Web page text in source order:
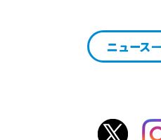
ニュース